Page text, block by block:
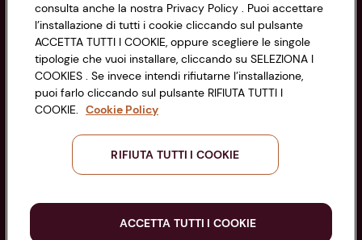
Servizio clienti
Seguici sui Social:
Scarica l'app
consulta anche la nostra Privacy Policy . Puoi accettare
l’installazione di tutti i cookie cliccando sul pulsante
ACCETTA TUTTI I COOKIE, oppure scegliere le singole
tipologie che vuoi installare, cliccando su SELEZIONA I
COOKIES . Se invece intendi rifiutarne l’installazione,
puoi farlo cliccando sul pulsante RIFIUTA TUTTI I
COOKIE. Cookie Policy
RIFIUTA TUTTI I COOKIE
ACCETTA TUTTI I COOKIE